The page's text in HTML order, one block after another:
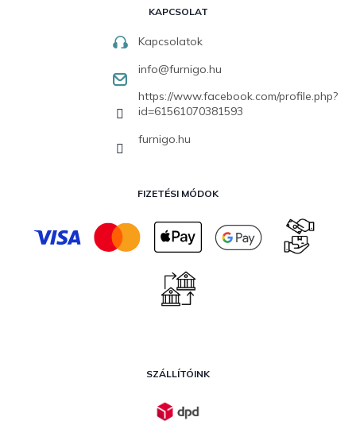
KAPCSOLAT
Kapcsolatok
info@furnigo.hu
https://www.facebook.com/profile.php?
id=61561070381593
furnigo.hu
FIZETÉSI MÓDOK
SZÁLLÍTÓINK